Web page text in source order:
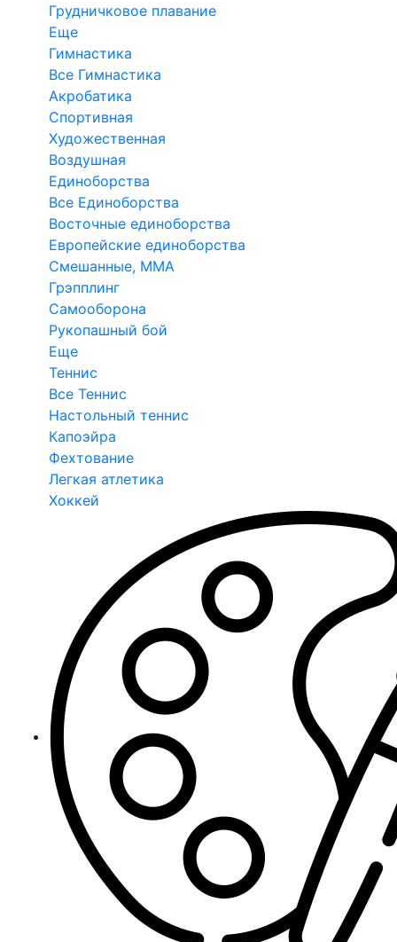
Грудничковое плавание
Еще
Гимнастика
Все Гимнастика
Акробатика
Спортивная
Художественная
Воздушная
Единоборства
Все Единоборства
Восточные единоборства
Европейские единоборства
Смешанные, ММА
Грэпплинг
Самооборона
Рукопашный бой
Еще
Теннис
Все Теннис
Настольный теннис
Капоэйра
Фехтование
Легкая атлетика
Хоккей